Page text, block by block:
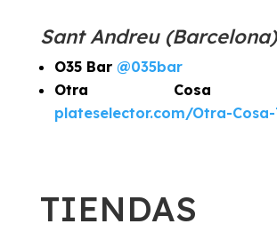
Sant Andreu (Barcelona)
O35 Bar @035bar
Otra Cosa
plateselector.com/Otra-
TIENDAS